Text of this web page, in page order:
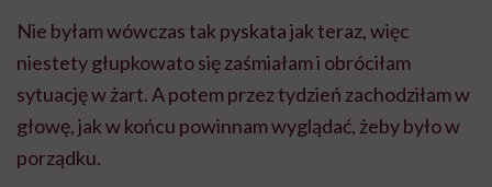
Nie byłam wówczas tak pyskata jak teraz, więc
niestety głupkowato się zaśmiałam i obróciłam
sytuację w żart. A potem przez tydzień zachodziłam w
głowę, jak w końcu powinnam wyglądać, żeby było w
porządku.